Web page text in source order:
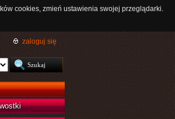
cookies, zmień ustawienia swojej przeglądarki.
zaloguj się